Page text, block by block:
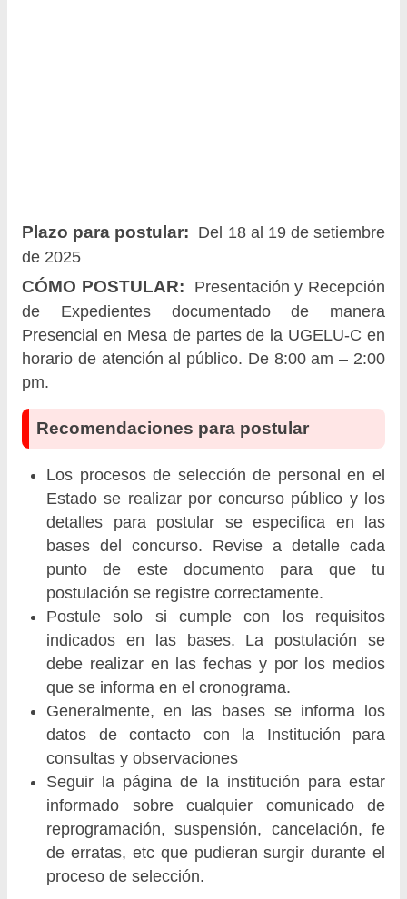
Plazo para postular: Del 18 al 19 de setiembre
de 2025
CÓMO POSTULAR:
Presentación y Recepción
de Expedientes documentado de manera
Presencial en Mesa de partes de la UGELU-C en
horario de atención al público. De 8:00 am – 2:00
pm.
Recomendaciones para postular
Los procesos de selección de personal en el
Estado se realizar por concurso público y los
detalles para postular se especifica en las
bases del concurso. Revise a detalle cada
punto de este documento para que tu
postulación se registre correctamente.
Postule solo si cumple con los requisitos
indicados en las bases. La postulación se
debe realizar en las fechas y por los medios
que se informa en el cronograma.
Generalmente, en las bases se informa los
datos de contacto con la Institución para
consultas y observaciones
Seguir la página de la institución para estar
informado sobre cualquier comunicado de
reprogramación, suspensión, cancelación, fe
de erratas, etc que pudieran surgir durante el
proceso de selección.